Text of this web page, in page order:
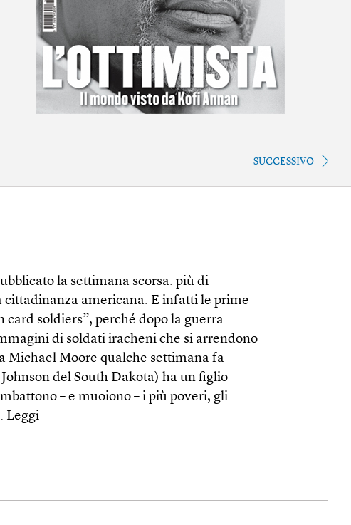
SUCCESSIVO
la settimana scorsa: più di
americana. E infatti le prime
soldiers”, perché dopo la guerra
di soldati iracheni che si arrendono
Michael Moore qualche settimana fa
del South Dakota) ha un figlio
– e muoiono – i più poveri, gli
Leggi